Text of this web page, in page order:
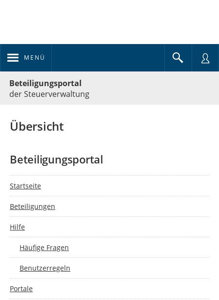
MENÜ
Beteiligungsportal
der Steuerverwaltung
Übersicht
Beteiligungsportal
Startseite
Beteiligungen
Hilfe
Häufige Fragen
Benutzerregeln
Portale